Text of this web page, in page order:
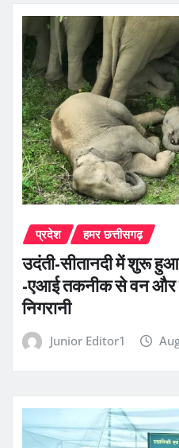
प्रदेश हमर छत्तीसगढ़
उदंती-सीतानदी में शुरू हुआ
-एआई तकनीक से वन और
निगरानी
Junior Editor1